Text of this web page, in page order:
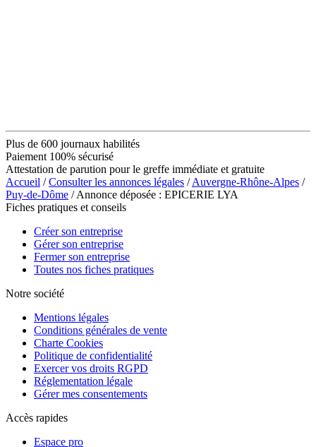
Plus de 600 journaux habilités
Paiement 100% sécurisé
Attestation de parution pour le greffe immédiate et gratuite
Accueil /Consulter les annonces légales /Auvergne-Rhône-Alpes /
Puy-de-Dôme / Annonce déposée : EPICERIE LYA
Fiches pratiques et conseils
Créer son entreprise
Gérer son entreprise
Fermer son entreprise
Toutes nos fiches pratiques
Notre société
Mentions légales
Conditions générales de vente
Charte Cookies
Politique de confidentialité
Exercer vos droits RGPD
Réglementation légale
Gérer mes consentements
Accès rapides
Espace pro